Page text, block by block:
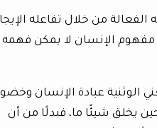
من خلال تفاعله
مفهوم الإنسان لا يمكن فهمه
الوثنية عبادة الإنسان
يخلق شيئًا ما، فبدلًا من أن